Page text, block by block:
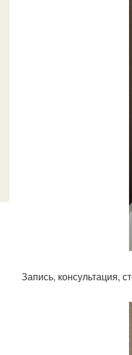
Запись, консультация,